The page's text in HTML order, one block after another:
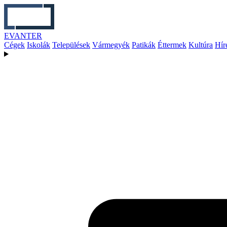
EVANTER
Cégek Iskolák Települések Vármegyék Patikák Éttermek Kultúra